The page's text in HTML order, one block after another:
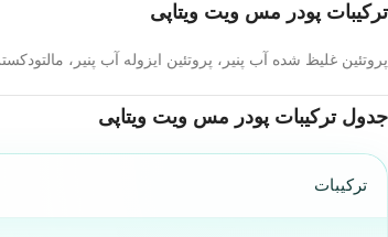
ترکیبات پودر مس ویت ویتاپی
پروتئین غلیظ شده آب پنیر، پروتئین ایزوله آب پنیر،
جدول ترکیبات پودر مس ویت ویتاپی
ترکیبات